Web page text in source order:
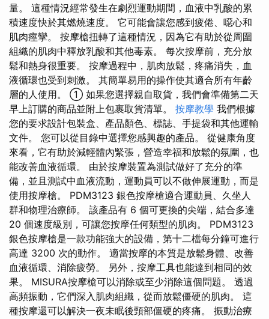
量。 這種情況經常發生在劇烈運動期間，血液中乳酸的累
積速度快於其燃燒速度。 它可能會讓您感到疲倦、噁心和
肌肉痙攣。 按摩槍扭轉了這種情況，因為它有助於從周圍
組織的肌肉中釋放乳酸和其他毒素。 每次按摩前，充分放
鬆和熱身很重要。 按摩過程中，肌肉放鬆，疼痛消失，血
液循環也受到刺激。 其簡單易用的操作使其適合所有年齡
層的人使用。 ① 如果您選擇親自取貨，我們會準備第二天
早上訂購的商品並附上包裹取貨清單。 按摩教學 我們根據
您的要求設計包裝盒、產品顏色、標誌、手提袋和其他運輸
文件。 您可以從目錄中選擇您感興趣的產品。 從健康角度
來看，它有助於減輕體內緊張，營造幸福和放鬆的氛圍，也
能改善血液循環。 由於按摩裝置為測試做好了充分的準
備，並且測試中血液流動，運動員可以不做伸展運動，而是
使用按摩槍。 PDM3123 銀色按摩槍適合運動員、久坐人
群和物理治療師。 該產品有 6 個可更換的尖端，結合多達
20 個速度級別，可讓您按摩任何類型的肌肉。 PDM3123
銀色按摩槍是一款功能強大的設備，第十二檔每分鐘可進行
高達 3200 次的動作。 適當按摩的本質是放鬆身體、改善
血液循環、消除疲勞。 另外，按摩工具也能達到相同的效
果。 MISURA按摩槍可以消除或至少消除這個問題。 透過
高頻振動，它們深入肌肉組織，從而放鬆僵硬的肌肉。 這
種按摩還可以解決一夜未眠後頸部僵硬的疼痛。 振動治療